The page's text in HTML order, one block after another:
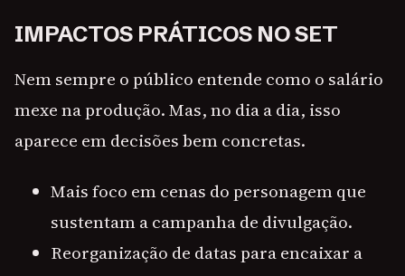
IMPACTOS PRÁTICOS NO SET
Nem sempre o público entende como o salário
mexe na produção. Mas, no dia a dia, isso
aparece em decisões bem concretas.
Mais foco em cenas do personagem que
sustentam a campanha de divulgação.
Reorganização de datas para encaixar a